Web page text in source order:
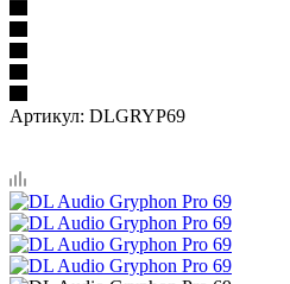
Артикул: DLGRYP69